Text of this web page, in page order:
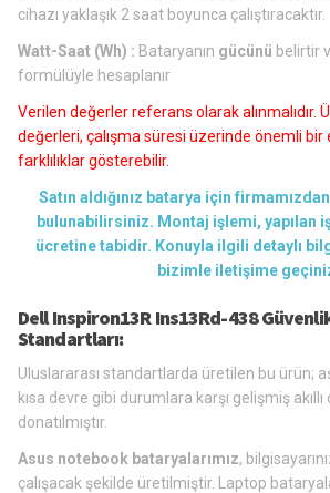
cihazı yaklaşık 2 saat boyunca çalıştıracaktır.
Watt-Saat (Wh) : Bataryanın gücünü belirtir
formülüyle hesaplanır
Verilen değerler referans olarak alınmalıdır.
değerleri, çalışma süresi üzerinde önemli
farklılıklar gösterebilir.
Satın aldığınız batarya için
bulunabilirsiniz. Montaj işlemi, yapılan
ücretine tabidir. Konuyla ilgili detaylı
bizimle iletişime
Dell Inspiron13R Ins13Rd-438
Standartları:
Uluslararası standartlarda üretilen bu ürün;
kısa devre gibi durumlara karşı gelişmiş
donatılmıştır.
Asus notebook bataryalarımız,
çalışacak şekilde üretilmiştir. Laptop